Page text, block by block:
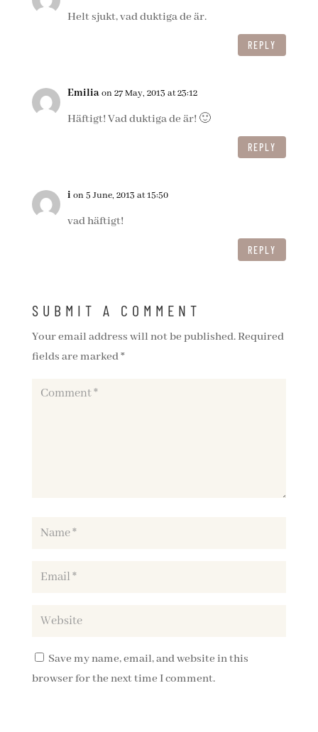
Helt sjukt, vad duktiga de är.
REPLY
Emiliaon 27 May, 2013 at 23:12
Häftigt! Vad duktiga de är! 🙂
REPLY
i on 5 June, 2013 at 15:50
vad häftigt!
REPLY
SUBMIT A COMMENT
Your email address will not be published.Required
fields are marked*
Save my name, email, and website in this
browser for the next time I comment.